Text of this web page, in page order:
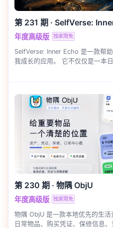
第 231 期 · SelfVerse:
年度高级版 独家限免
SelfVerse: Inner Echo 是一款帮
我成长的应用。 它不仅仅是一本
第 230 期 · 物隅 ObjU
年度高级版 独家限免
物隅 ObjU 是一款本地优先的生
日常物品、购买凭证、保修信息